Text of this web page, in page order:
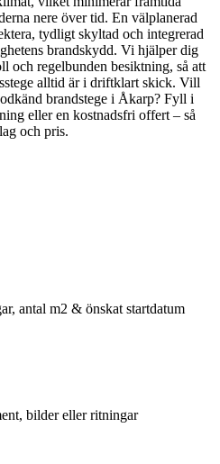
nere över tid. En välplanerad
tydligt skyltad och integrerad
brandskydd. Vi hjälper dig
och regelbunden besiktning, så att
alltid är i driftklart skick. Vill
brandstege i Åkarp? Fyll i
eller en kostnadsfri offert – så
och pris.
antal m2 & önskat startdatum
bilder eller ritningar